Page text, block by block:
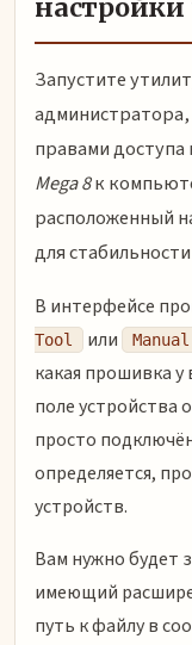
Запустите
правами
Mega 8к
расположенный
для
В интерфейсе
Tool
или
какая прошивка у
поле устройства
просто
определяется,
устройств.
Вам нужно будет
имеющий
путь к файлу в